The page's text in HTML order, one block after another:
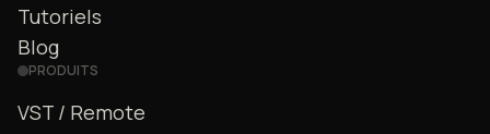
Tutoriels
Blog
PRODUITS
VST / Remote